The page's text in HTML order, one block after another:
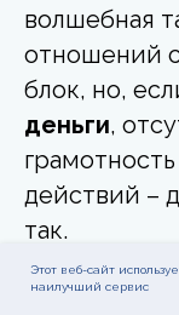
волшебная
отношений
блок, но,
деньги,
действий –
так.
Ваши
не связаны
Этот веб-сайт
наилучший сервис